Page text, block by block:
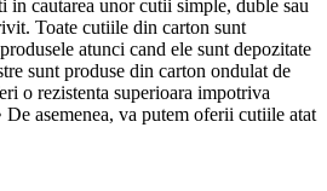
in cautarea unor cutii simple, duble sau
Toate cutiile din carton sunt
atunci cand ele sunt depozitate
sunt produse din carton ondulat de
o rezistenta superioara impotriva
asemenea, va putem oferii cutiile atat